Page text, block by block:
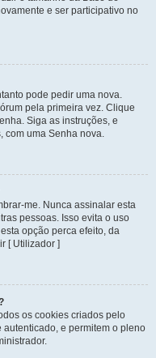
e ser participativo no
pode pedir uma nova.
pela primeira vez. Clique
Siga as instruções, e
com uma Senha nova.
me. Nunca assinalar esta
pessoas. Isso evita o uso
opção perca efeito, da
[ Utilizador ]
os cookies criados pelo
e permitem o pleno